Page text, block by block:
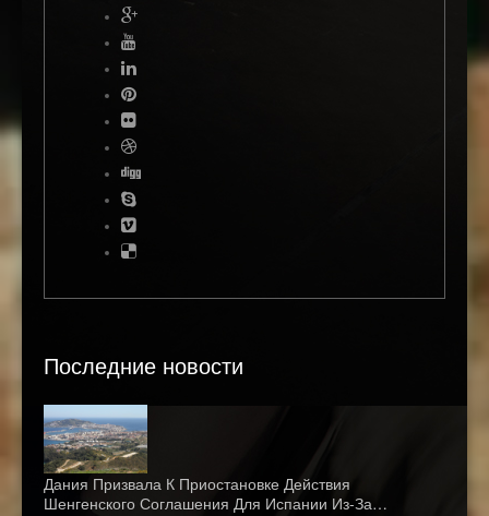
Последние новости
Дания Призвала К Приостановке Действия
Шенгенского Соглашения Для Испании Из-За…